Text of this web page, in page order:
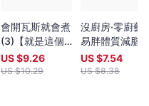
會開瓦斯就會煮
(3)【就是這個
味！】蟬聯暢銷
榜100週•大象
US $9.26
US $10.29
沒廚房·零廚藝·
易胖體質減脂
生記：私人教
Ola單身小套房
US $7.54
US $8.38